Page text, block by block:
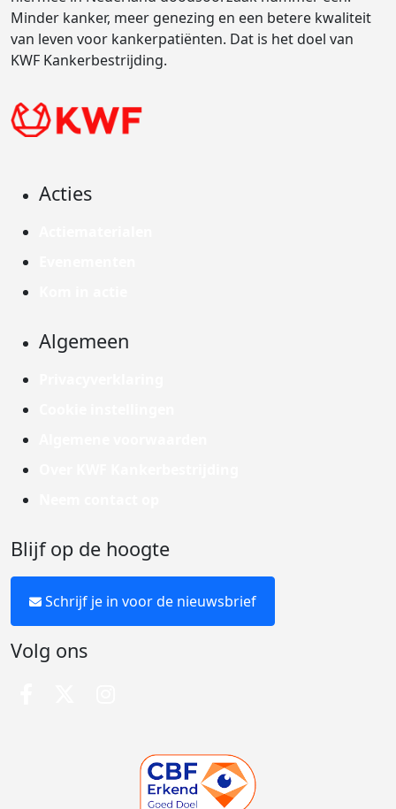
Minder kanker, meer genezing en een betere kwaliteit
van leven voor kankerpatiënten. Dat is het doel van
KWF Kankerbestrijding.
Acties
Algemeen
Blijf op de hoogte
Schrijf je in voor de nieuwsbrief
Volg ons